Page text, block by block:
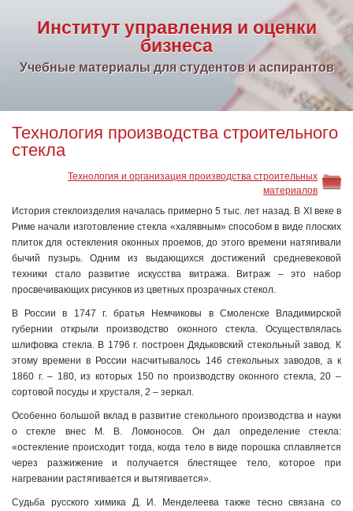
Институт управления и оценки
бизнеса
Учебные материалы для студентов и аспирантов
Технология производства строительного
стекла
Технология и организация производства строительных
материалов
История стеклоизделия началась примерно 5 тыс. лет назад. В XI веке в
Риме начали изготовление стекла «халявным» способом в виде плоских
плиток для остекления оконных проемов, до этого времени натягивали
бычий пузырь. Одним из выдающихся достижений средневековой
техники стало развитие искусства витража. Витраж – это набор
просвечивающих рисунков из цветных прозрачных стекол.
В России в 1747 г. братья Немчиковы в Смоленске Владимирской
губернии открыли производство оконного стекла. Осуществлялась
шлифовка стекла. В 1796 г. построен Дядьковский стекольный завод. К
этому времени в России насчитывалось 146 стекольных заводов, а к
1860 г. – 180, из которых 150 по производству оконного стекла, 20 –
сортовой посуды и хрусталя, 2 – зеркал.
Особенно большой вклад в развитие стекольного производства и науки
о стекле внес М. В. Ломоносов. Он дал определение стекла:
«остекление происходит тогда, когда тело в виде порошка сплавляется
через разжижение и получается блестящее тело, которое при
нагревании растягивается и вытягивается».
Судьба русского химика Д. И. Менделеева также тесно связана со